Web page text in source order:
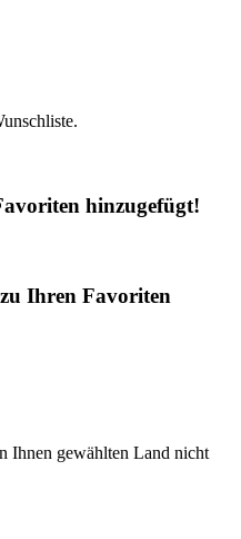
hinzugefügt!
Ihren Favoriten
Ihnen gewählten Land nicht